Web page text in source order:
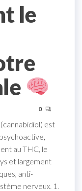
le
0
est
au THC, le
et largement
anti-
nerveux. 1.